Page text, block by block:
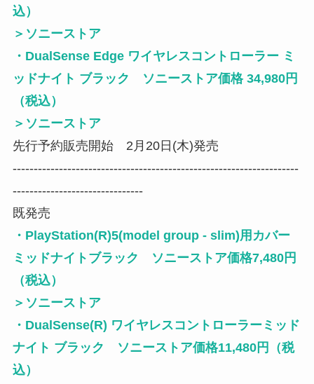
込）
＞ ソニーストア
・DualSense Edge ワイヤレスコントローラー ミ
ッドナイト ブラック ソニーストア価格 34,980円
（税込）
＞ ソニーストア
先行予約販売開始 2月20日(木)発売
--------------------------------------------------------------------
-------------------------------
既発売
・PlayStation(R)5(model group - slim)用カバー
ミッドナイトブラック ソニーストア価格7,480円
（税込）
＞ ソニーストア
・DualSense(R) ワイヤレスコントローラーミッド
ナイト ブラック ソニーストア価格11,480円（税
込）